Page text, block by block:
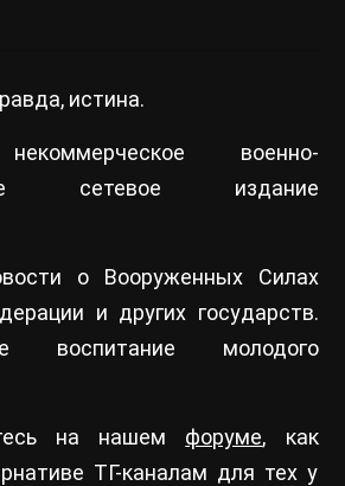
истина.
военно-
сетевое издание
о Вооруженных Силах
и других государств.
воспитание молодого
на нашем форуме, как
ТГ-каналам для тех у